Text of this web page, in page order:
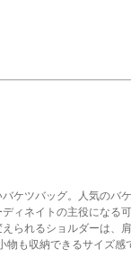
ケツバッグ。人気のバ
ィネイトの主役になる
られるショルダーは、
物も収納できるサイズ感